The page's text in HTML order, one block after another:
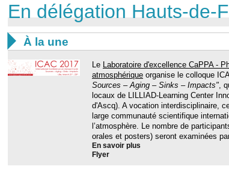
En délégation Hauts-de-
 À la une
Le Laboratoire d'excellence CaPPA -
atmosphérique organise le colloque
Sources – Aging – Sinks – Impacts",
locaux de LILLIAD-Learning Center
d'Ascq). A vocation interdisciplinaire,
large communauté scientifique
l’atmosphère. Le nombre de
orales et posters) seront examinées
En savoir plus
Flyer